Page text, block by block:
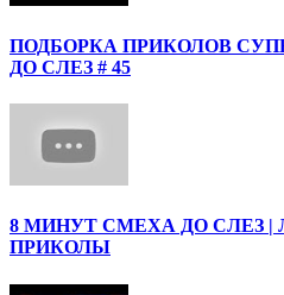
ПОДБОРКА ПРИКОЛОВ
ДО СЛЕЗ # 45
8 МИНУТ СМЕХА ДО СЛЕЗ
ПРИКОЛЫ